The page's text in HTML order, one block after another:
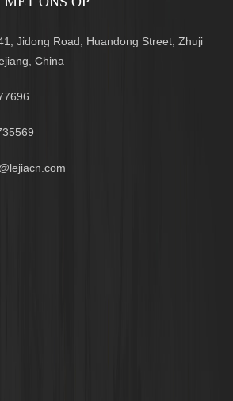
Jidong Road, Huandong Street, Zhuji
China